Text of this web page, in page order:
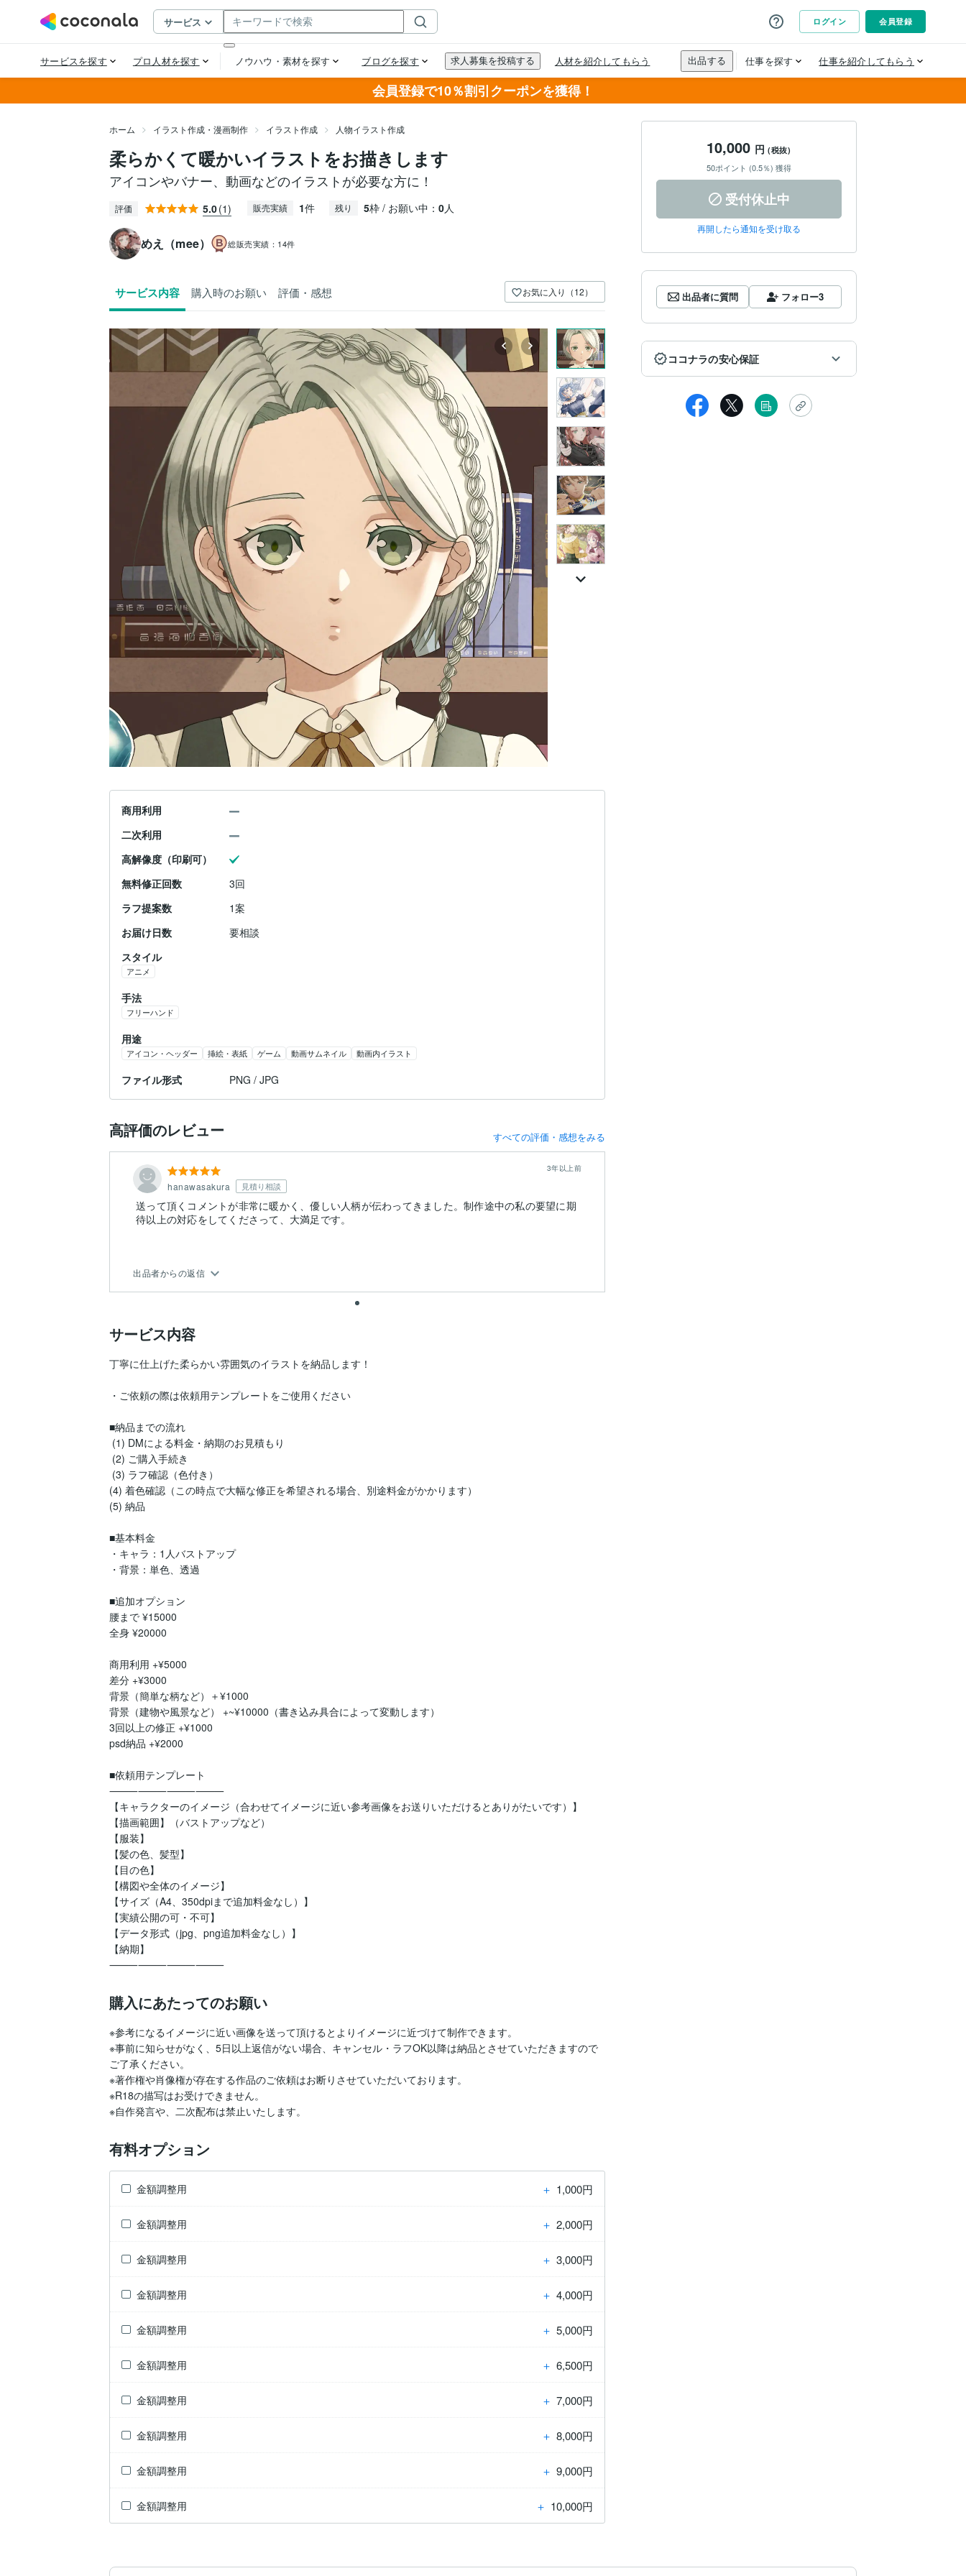
会員登録で10％割引クーポンを獲得！
ホーム イラスト作成・漫画制作 イラスト作成 人物イラスト作成
柔らかくて暖かいイラストをお描きします
アイコンやバナー、動画などのイラストが必要な方に！
評価 5.0(1) 販売実績 1件 残り 5枠 / お願い中： 0人
めえ（mee） 総販売実績： 14件
サービス内容 購入時のお願い 評価・感想 お気に入り（12）
商用利用
二次利用
高解像度（印刷可）
無料修正回数
3回
ラフ提案数
1案
お届け日数
要相談
スタイル
アニメ
手法
フリーハンド
用途
アイコン・ヘッダー 挿絵・表紙 ゲーム 動画サムネイル 動画内イラスト
ファイル形式 PNG / JPG
高評価のレビュー すべての評価・感想をみる
hanawasakura 見積り相談
3年以上前
送って頂くコメントが非常に暖かく、優しい人柄が伝わってきました。制作途中の私の要望に期
待以上の対応をしてくださって、大満足です。
出品者からの返信
サービス内容
丁寧に仕上げた柔らかい雰囲気のイラストを納品します！
・ご依頼の際は依頼用テンプレートをご使用ください
■納品までの流れ
(4) 着色確認（この時点で大幅な修正を希望される場合、別途料金がかかります）
(5) 納品
■基本料金
・キャラ：1人バストアップ
・背景：単色、透過
■追加オプション
腰まで ¥15000
全身 ¥20000
商用利用 +¥5000
差分 +¥3000
背景（簡単な柄など）＋¥1000
背景（建物や風景など） +~¥10000（書き込み具合によって変動します）
3回以上の修正 +¥1000
psd納品 +¥2000
■依頼用テンプレート
⸻⸻⸻⸻
【キャラクターのイメージ（合わせてイメージに近い参考画像をお送りいただけるとありがたいです）】
【描画範囲】（バストアップなど）
【服装】
【髪の色、髪型】
【目の色】
【構図や全体のイメージ】
【サイズ（A4、350dpiまで追加料金なし）】
【実績公開の可・不可】
【データ形式（jpg、png追加料金なし）】
【納期】
⸻⸻⸻⸻
購入にあたってのお願い
※参考になるイメージに近い画像を送って頂けるとよりイメージに近づけて制作できます。
※事前に知らせがなく、5日以上返信がない場合、キャンセル・ラフOK以降は納品とさせていただきますので
ご了承ください。
※著作権や肖像権が存在する作品のご依頼はお断りさせていただいております。
※R18の描写はお受けできません。
※自作発言や、二次配布は禁止いたします。
有料オプション
金額調整用 ＋ 1,000円
金額調整用 ＋ 2,000円
金額調整用 ＋ 3,000円
金額調整用 ＋ 4,000円
金額調整用 ＋ 5,000円
金額調整用 ＋ 6,500円
金額調整用 ＋ 7,000円
金額調整用 ＋ 8,000円
金額調整用 ＋ 9,000円
金額調整用 ＋ 10,000円
10,000 円(税抜)
50ポイント (0.5％) 獲得
受付休止中
再開したら通知を受け取る
出品者に質問 フォロー3
ココナラの安心保証